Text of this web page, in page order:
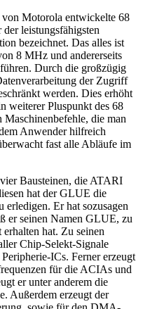
von Motorola entwickelte 68
leistungsfähigsten
bezeichnet. Das alles ist
8 MHz und andererseits
Durch die großzügig
der Zugriff
werden. Dies erhöht
weiterer Pluspunkt des 68
Maschinenbefehle, die man
Anwender hilfreich
fast alle Abläufe im
Bausteinen, die ATARI
hat der GLUE die
Er hat sozusagen
er seinen Namen GLUE, zu
hat. Zu seinen
Chip-Selekt-Signale
ICs. Ferner erzeugt
für die ACIAs und
er unter anderem die
Außerdem erzeugt der